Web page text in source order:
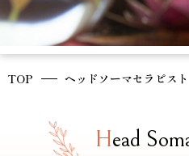
TOP ヘッドソーマセラピスト
Head